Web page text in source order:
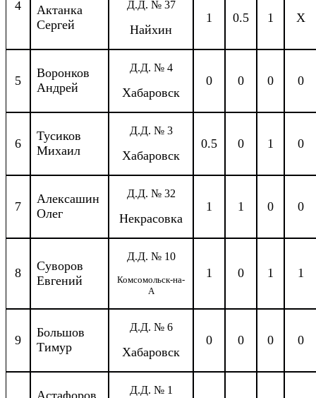
4
Актанка
Сергей
Д.Д. № 37
Найхин
1 0.5 1 Х
5
Воронков
Андрей
Д.Д. № 4
Хабаровск
0 0 0 0
6
Тусиков
Михаил
Д.Д. № 3
Хабаровск
0.5 0 1 0
7
Алексашин
Олег
Д.Д. № 32
Некрасовка
1 1 0 0
8
Суворов
Евгений
Д.Д. № 10
Комсомольск-на-
А
1 0 1 1
9
Большов
Тимур
Д.Д. № 6
Хабаровск
0 0 0 0
Астафоров Д.Д. № 1